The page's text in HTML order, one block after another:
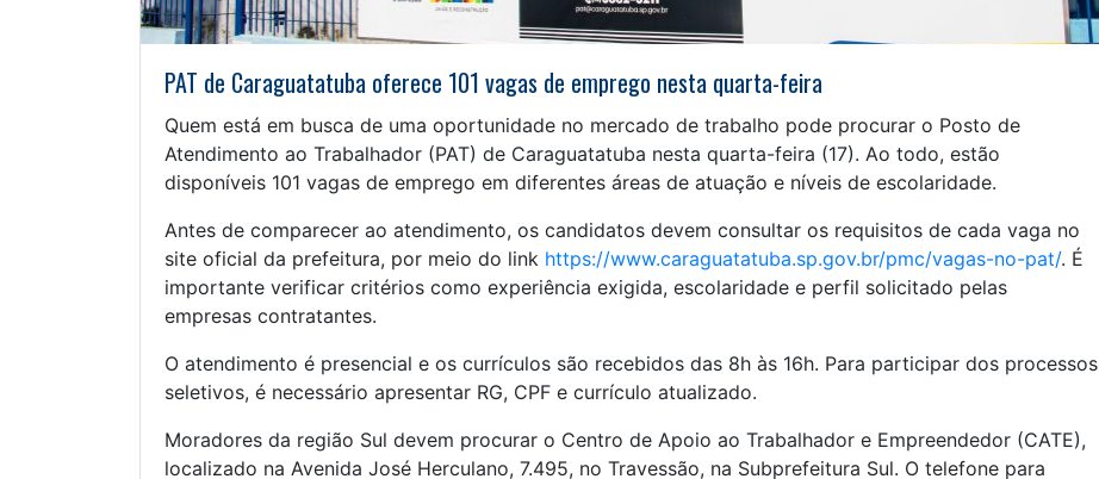
PAT de Caraguatatuba oferece 101 vagas de emprego nesta quarta-feira
Quem está em busca de uma oportunidade no mercado de trabalho pode procurar o Posto de
Atendimento ao Trabalhador (PAT) de Caraguatatuba nesta quarta-feira (17). Ao todo, estão
disponíveis 101 vagas de emprego em diferentes áreas de atuação e níveis de escolaridade.
Antes de comparecer ao atendimento, os candidatos devem consultar os requisitos de cada vaga no
site oficial da prefeitura, por meio do link https://www.caraguatatuba.sp.gov.br/pmc/vagas-no-pat/. É
importante verificar critérios como experiência exigida, escolaridade e perfil solicitado pelas
empresas contratantes.
O atendimento é presencial e os currículos são recebidos das 8h às 16h. Para participar dos processos
seletivos, é necessário apresentar RG, CPF e currículo atualizado.
Moradores da região Sul devem procurar o Centro de Apoio ao Trabalhador e Empreendedor (CATE),
localizado na Avenida José Herculano, 7.495, no Travessão, na Subprefeitura Sul. O telefone para